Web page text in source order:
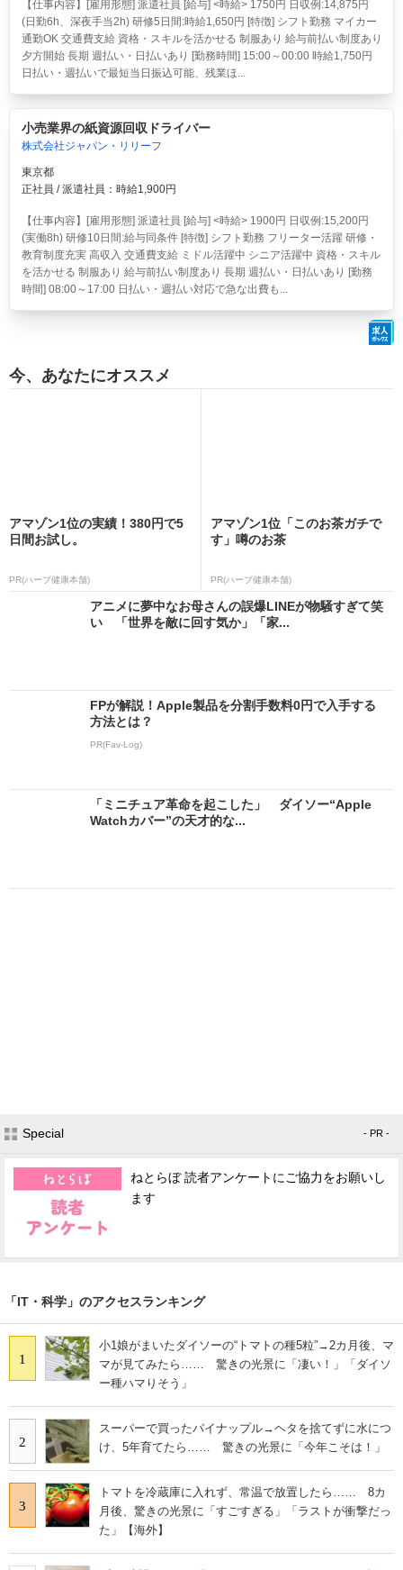
【仕事内容】[雇用形態] 派遣社員 [給与] <時給> 1750円 日収例:14,875円
(日勤6h、深夜手当2h) 研修5日間:時給1,650円 [特徴] シフト勤務 マイカー
通勤OK 交通費支給 資格・スキルを活かせる 制服あり 給与前払い制度あり
夕方開始 長期 週払い・日払いあり [勤務時間] 15:00～00:00 時給1,750円
日払い・週払いで最短当日振込可能、残業ほ...
小売業界の紙資源回収ドライバー
株式会社ジャパン・リリーフ
東京都
正社員 / 派遣社員：時給1,900円
【仕事内容】[雇用形態] 派遣社員 [給与] <時給> 1900円 日収例:15,200円
(実働8h) 研修10日間:給与同条件 [特徴] シフト勤務 フリーター活躍 研修・
教育制度充実 高収入 交通費支給 ミドル活躍中 シニア活躍中 資格・スキル
を活かせる 制服あり 給与前払い制度あり 長期 週払い・日払いあり [勤務
時間] 08:00～17:00 日払い・週払い対応で急な出費も...
今、あなたにオススメ
アマゾン1位の実績！380円で5
日間お試し。
PR(ハーブ健康本舗)
アマゾン1位「このお茶ガチで
す」噂のお茶
PR(ハーブ健康本舗)
アニメに夢中なお母さんの誤爆LINEが物騒すぎて笑
い 「世界を敵に回す気か」「家...
FPが解説！Apple製品を分割手数料0円で入手する
方法とは？
PR(Fav-Log)
「ミニチュア革命を起こした」 ダイソー“Apple
Watchカバー”の天才的な...
Special - PR -
ねとらぼ 読者アンケートにご協力をお願いし
ます
「IT・科学」のアクセスランキング
1
小1娘がまいたダイソーの“トマトの種5粒”→2カ月後、マ
マが見てみたら…… 驚きの光景に「凄い！」「ダイソ
ー種ハマりそう」
2
スーパーで買ったパイナップル→ヘタを捨てずに水につ
け、5年育てたら…… 驚きの光景に「今年こそは！」
3
トマトを冷蔵庫に入れず、常温で放置したら…… 8カ
月後、驚きの光景に「すごすぎる」「ラストが衝撃だっ
た」【海外】